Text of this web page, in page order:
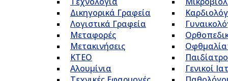
Δικηγορικά Γραφεία
Λογιστικά Γραφεία
Μεταφορές
Μετακινήσεις
ΚΤΕΟ
Αλουμίνια
Γενικοί